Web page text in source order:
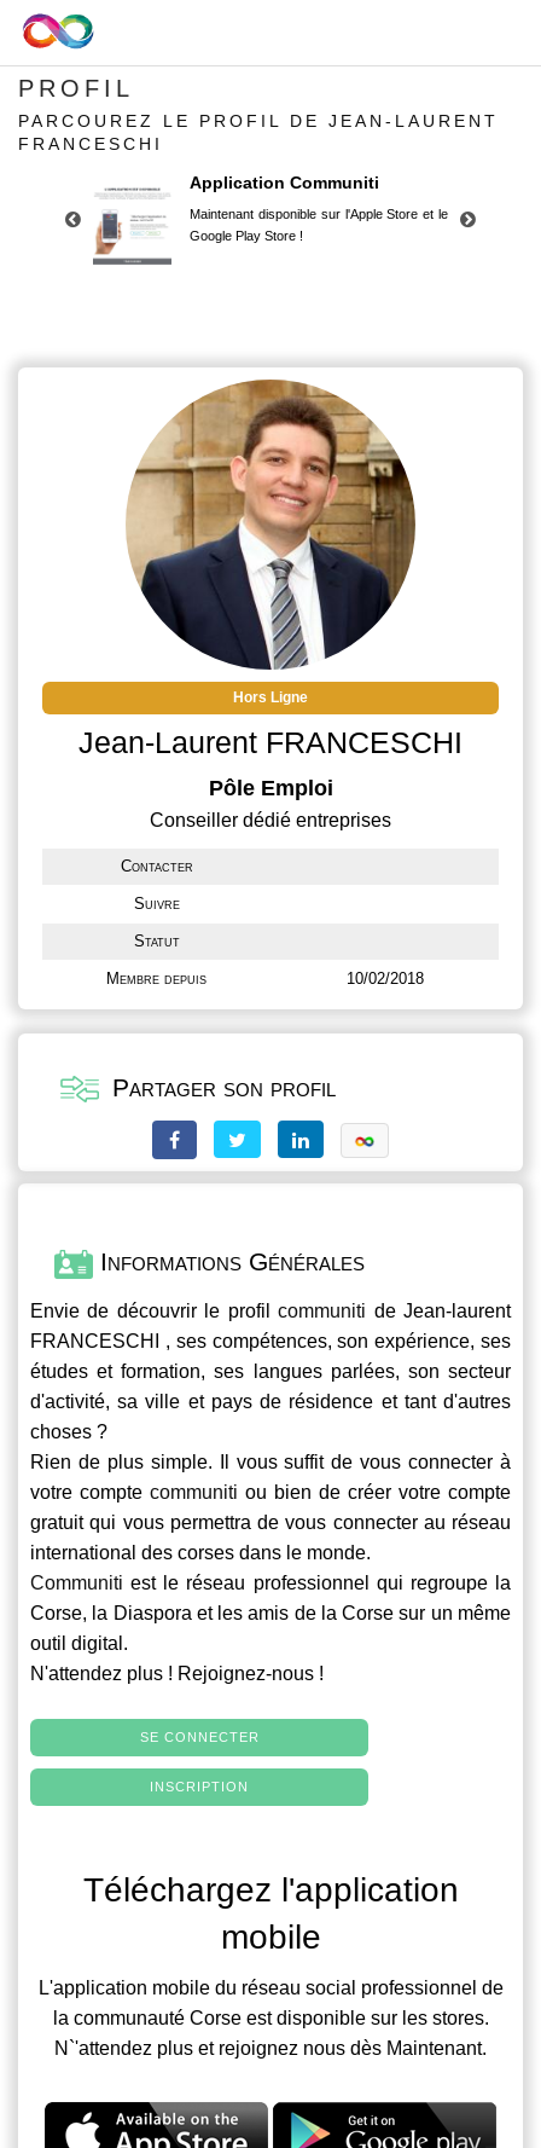
PROFIL
PARCOUREZ LE PROFIL DE JEAN-LAURENT
FRANCESCHI
Application Communiti
Maintenant disponible sur l'Apple Store et le
Google Play Store !
Google Play Store !
Hors Ligne
Jean-Laurent FRANCESCHI
Pôle Emploi
Conseiller dédié entreprises
Contacter
Suivre
Statut
Membre depuis 10/02/2018
Partager son profil
Informations Générales
Envie de découvrir le profilcommuniti de Jean-laurent
FRANCESCHI , ses compétences, son expérience, ses
études et formation, ses langues parlées, son secteur
d'activité, sa ville et pays de résidence et tant d'autres
choses ?
Rien de plus simple. Il vous suffit de vous connecter à
votre compte communiti ou bien de créer votre compte
gratuit qui vous permettra de vous connecter au réseau
international des corses dans le monde.
Communiti est le réseau professionnel qui regroupe la
Corse, la Diaspora et les amis de la Corse sur un même
outil digital.
N'attendez plus ! Rejoignez-nous !
SE CONNECTER
INSCRIPTION
Téléchargez l'application
mobile
L'application mobile du réseau social professionnel de
la communauté Corse est disponible sur les stores.
N`'attendez plus et rejoignez nous dès Maintenant.